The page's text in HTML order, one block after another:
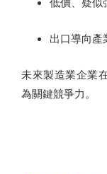
出口導向產
未來製造業企業
為關鍵競爭力。